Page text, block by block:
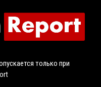
только при